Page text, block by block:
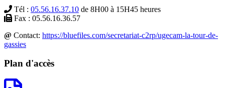
Tél : 05.56.16.37.10 de 8H00 à 15H45 heures
Fax : 05.56.16.36.57
@ Contact: https://bluefiles.com/secretariat-c2rp/ugecam-la-tour-de-
gassies
Plan d'accès